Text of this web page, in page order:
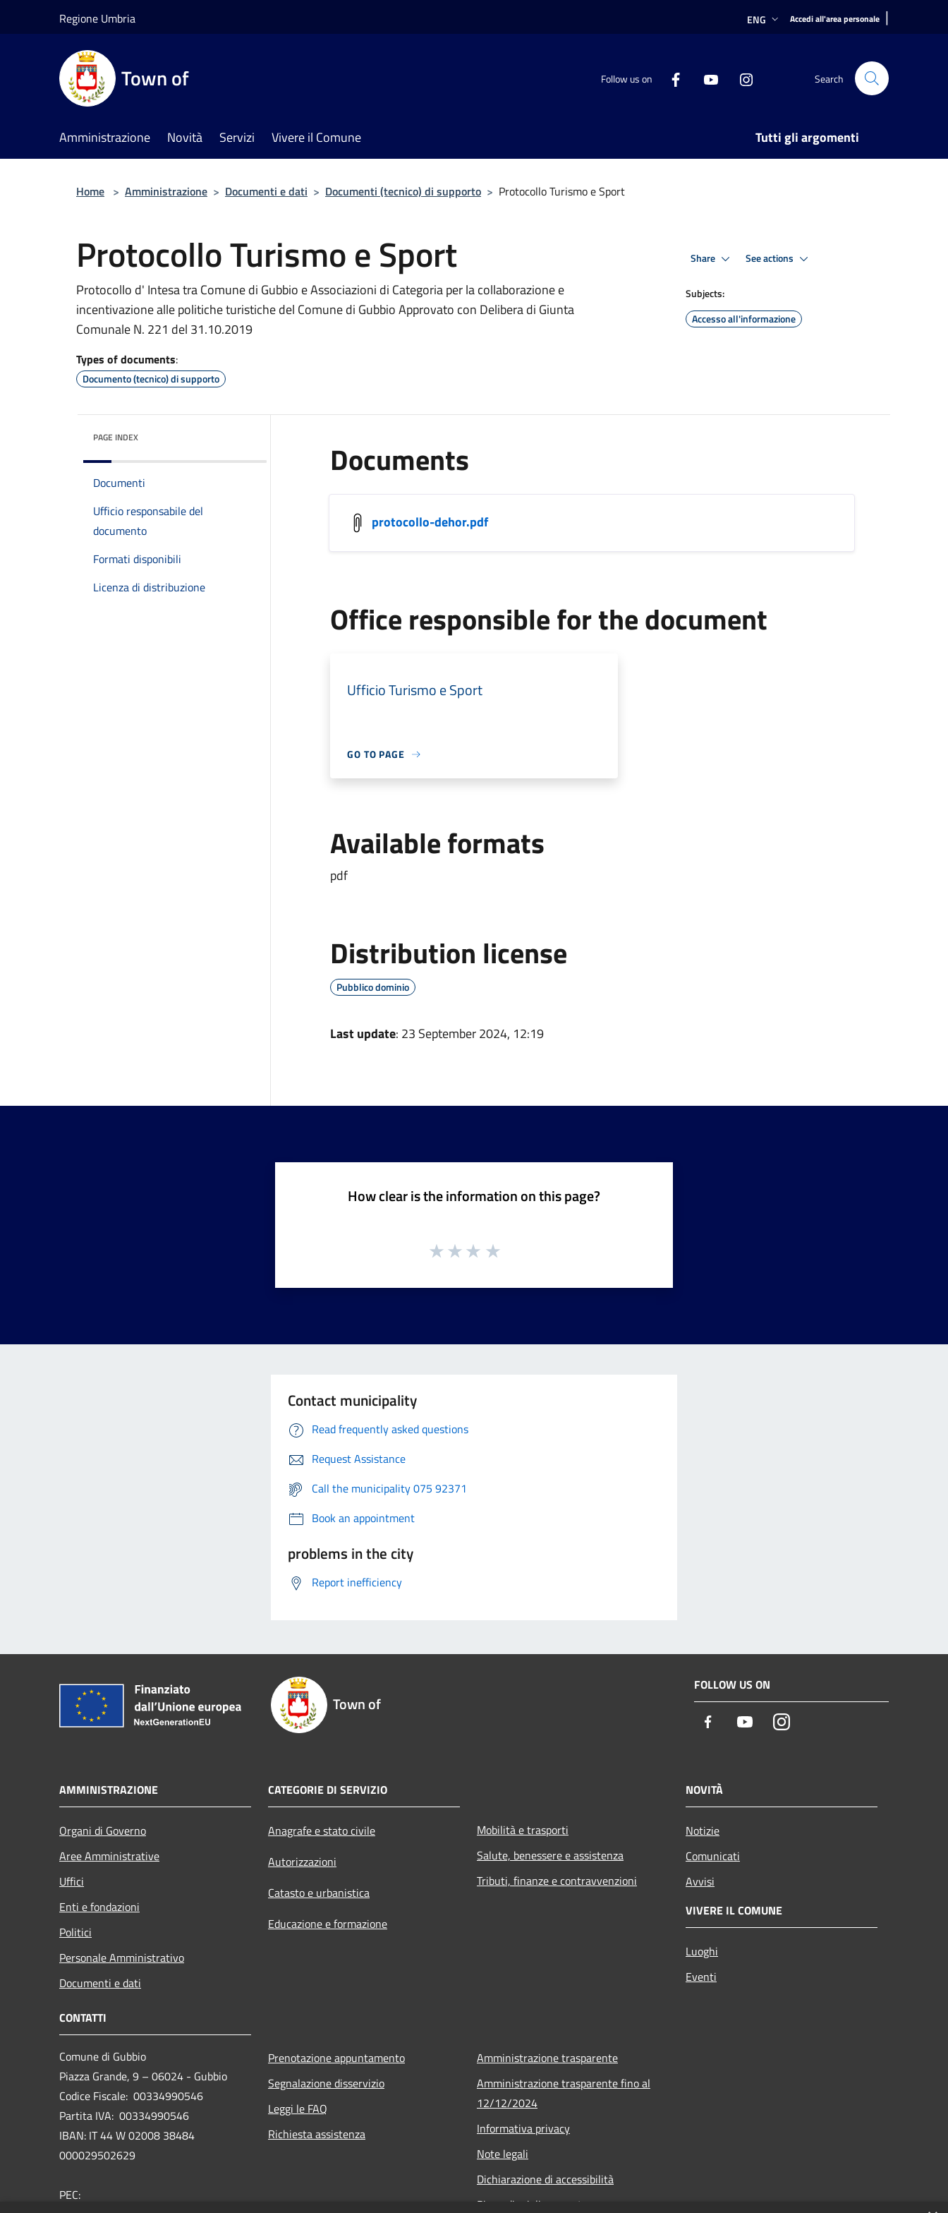
Regione Umbria ENG Accedi all'area personale |
Town of Follow us on Search
Amministrazione Novità Servizi Vivere il Comune Tutti gli argomenti
Home > Amministrazione > Documenti e dati > Documenti (tecnico) di supporto > Protocollo Turismo e Sport
Protocollo Turismo e Sport
Protocollo d' Intesa tra Comune di Gubbio e Associazioni di Categoria per la collaborazione e
incentivazione alle politiche turistiche del Comune di Gubbio Approvato con Delibera di Giunta
Comunale N. 221 del 31.10.2019
Types of documents:
Documento (tecnico) di supporto
Share See actions
Subjects:
Accesso all'informazione
PAGE INDEX
Documenti
Ufficio responsabile del
documento
Formati disponibili
Licenza di distribuzione
Documents
protocollo-dehor.pdf
Office responsible for the document
Ufficio Turismo e Sport
GO TO PAGE
Available formats
pdf
Distribution license
Pubblico dominio
Last update: 23 September 2024, 12:19
How clear is the information on this page?
Contact municipality
Read frequently asked questions
Request Assistance
Call the municipality 075 92371
Book an appointment
problems in the city
Report inefficiency
Town of
FOLLOW US ON
Facebook YoutubeInstagram
AMMINISTRAZIONE
Organi di Governo
Aree Amministrative
Uffici
Enti e fondazioni
Politici
Personale Amministrativo
Documenti e dati
CATEGORIE DI SERVIZIO
Anagrafe e stato civile
Autorizzazioni
Catasto e urbanistica
Educazione e formazione
Mobilità e trasporti
Salute, benessere e assistenza
Tributi, finanze e contravvenzioni
NOVITÀ
Notizie
Comunicati
Avvisi
VIVERE IL COMUNE
Luoghi
Eventi
CONTATTI
Comune di Gubbio
Piazza Grande, 9 – 06024 - Gubbio
Codice Fiscale: 00334990546
Partita IVA: 00334990546
IBAN: IT 44 W 02008 38484
000029502629
PEC:
Prenotazione appuntamento
Segnalazione disservizio
Leggi le FAQ
Richiesta assistenza
Amministrazione trasparente
Amministrazione trasparente fino al
12/12/2024
Informativa privacy
Note legali
Dichiarazione di accessibilità
Piano di miglioramento